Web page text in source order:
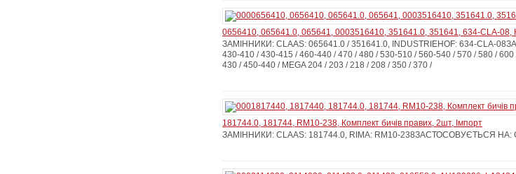
0656410, 065641.0, 065641, 0003516410, 351641.0, 351641, 634-CLA-08,
ЗАМІННИКИ: CLAAS: 065641.0 / 351641.0, INDUSTRIEHOF: 634-CLA-
430-410 / 430-415 / 460-440 / 470 / 480 / 530-510 / 560-540 / 570 / 580 /
430 / 450-440 / MEGA 204 / 203 / 218 / 208 / 350 / 370 /
181744.0, 181744, RM10-238, Комплект бичів правих, 2шт, Імпорт
ЗАМІННИКИ: CLAAS: 181744.0, RIMA: RM10-238ЗАСТОСОВУЄТЬСЯ НА: